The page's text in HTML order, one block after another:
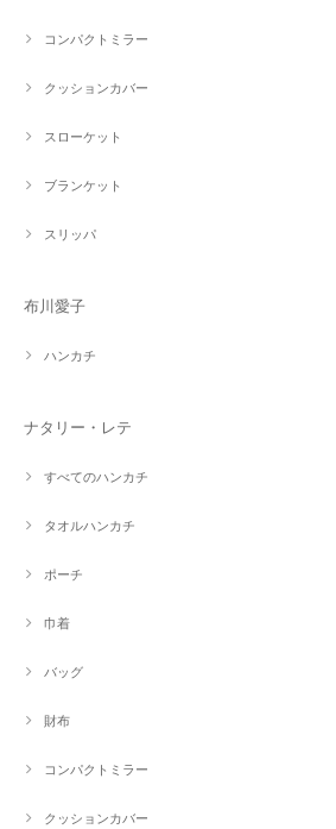
コンパクトミラー
クッションカバー
スローケット
ブランケット
スリッパ
布川愛子
ハンカチ
ナタリー・レテ
すべてのハンカチ
タオルハンカチ
ポーチ
巾着
バッグ
財布
コンパクトミラー
クッションカバー